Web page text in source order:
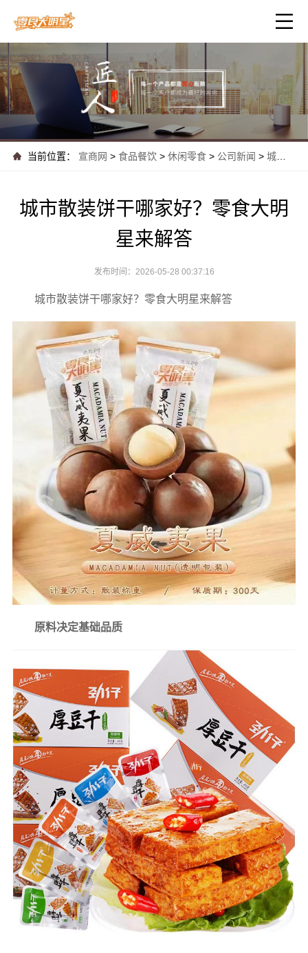
当前位置： 宣商网> 食品餐饮 > 休闲零食> 公司新闻 > 城市散装饼干哪家好？零食大明星来解答
城市散装饼干哪家好？零食大明
星来解答
发布时间：2026-05-28 00:37:16
城市散装饼干哪家好？零食大明星来解答
原料决定基础品质